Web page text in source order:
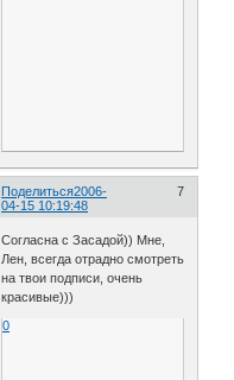
Поделиться 7
2006-
04-15 10:19:48
Согласна с Засадой)) Мне,
Лен, всегда отрадно смотреть
на твои подписи, очень
красивые)))
0